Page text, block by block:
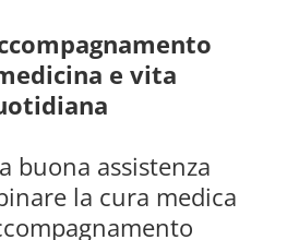
e vita
buona assistenza
la cura medica